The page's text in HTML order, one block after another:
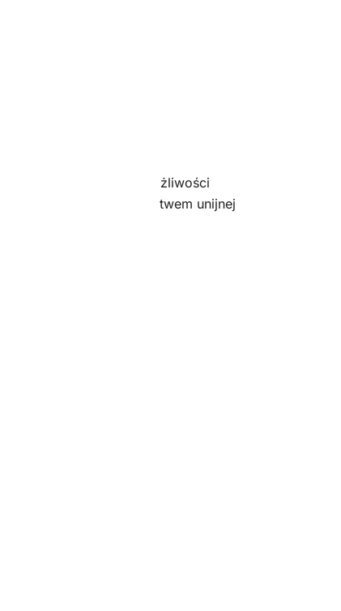
kwoty.
Chcąc skorzystać z możliwości
skargę np. za pośrednictwem unijnej